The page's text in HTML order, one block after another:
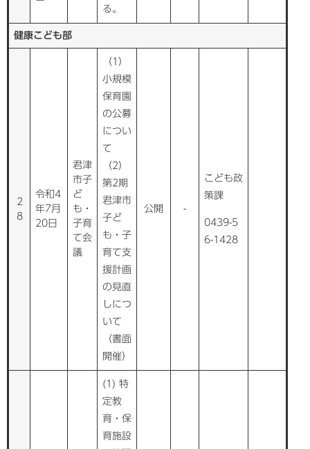
る。
健康こども部
2
8
令和4
年7月
20日
君津
市子
ど
も・
子育
て会
議
（1）
小規模
保育園
の公募
につい
て
（2）
第2期
君津市
子ど
も・子
育て支
援計画
の見直
しにつ
いて
（書面
開催）
公開 -
こども政
策課
0439-5
6-1428
(1) 特
定教
育・保
育施設